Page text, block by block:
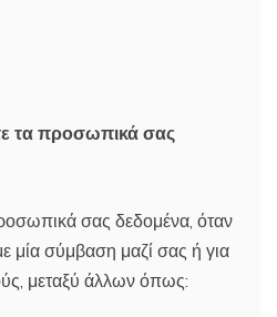
τα προσωπικά σας
σας δεδομένα, όταν
μία σύμβαση μαζί σας ή για
μεταξύ άλλων όπως: